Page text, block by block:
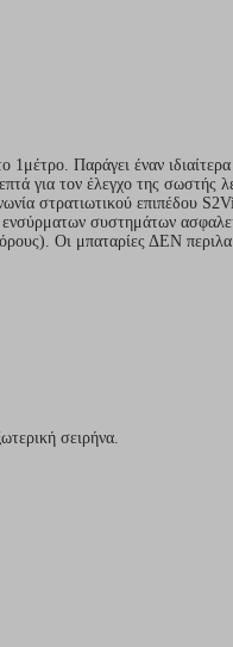
Παράγει έναν
για τον έλεγχο της σωστής
στρατιωτικού επιπέδου
συστημάτων
Οι μπαταρίες ΔΕΝ
σειρήνα.